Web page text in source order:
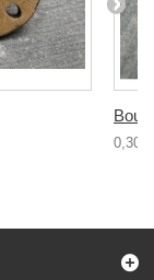
0,30 €